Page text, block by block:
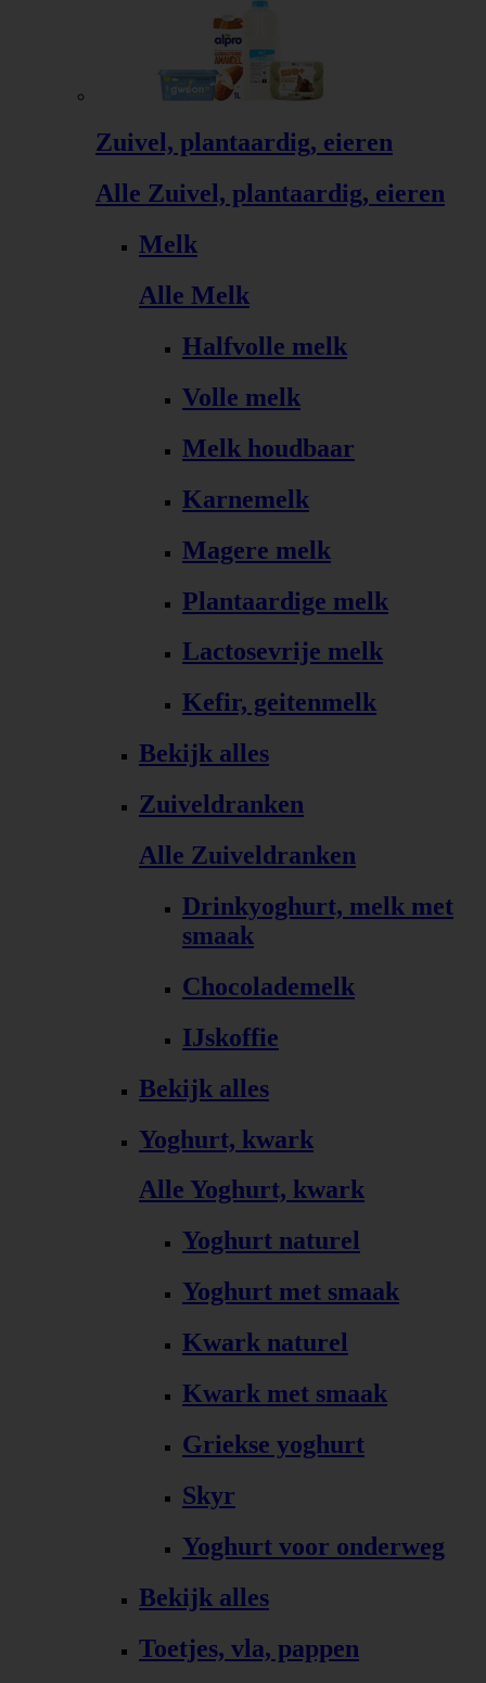
Zuivel, plantaardig, eieren
Alle Zuivel, plantaardig, eieren
Melk
Alle Melk
Halfvolle melk
Volle melk
Melk houdbaar
Karnemelk
Magere melk
Plantaardige melk
Lactosevrije melk
Kefir, geitenmelk
Bekijk alles
Zuiveldranken
Alle Zuiveldranken
Drinkyoghurt, melk met
smaak
Chocolademelk
IJskoffie
Bekijk alles
Yoghurt, kwark
Alle Yoghurt, kwark
Yoghurt naturel
Yoghurt met smaak
Kwark naturel
Kwark met smaak
Griekse yoghurt
Skyr
Yoghurt voor onderweg
Bekijk alles
Toetjes, vla, pappen